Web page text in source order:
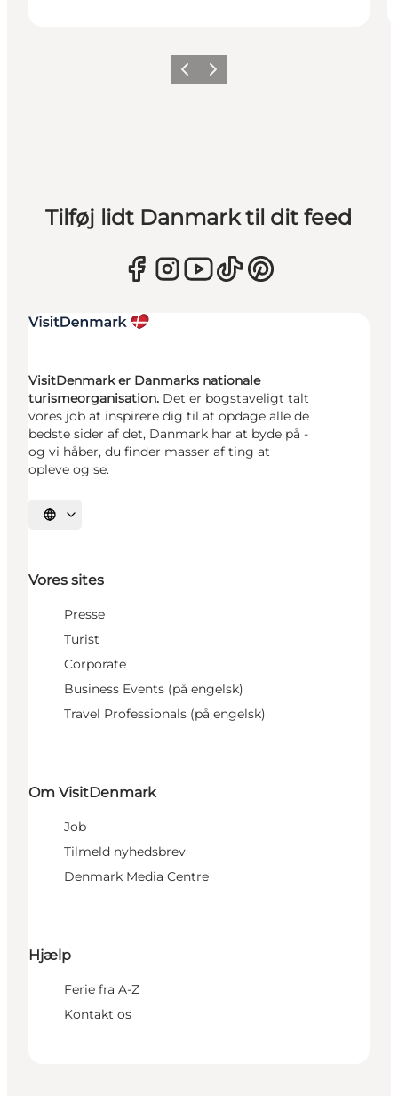
ForrigeNæste
Tilføj lidt Danmark til dit feed
VisitDenmark er Danmarks nationale
turismeorganisation. Det er bogstaveligt talt
vores job at inspirere dig til at opdage alle de
bedste sider af det, Danmark har at byde på -
og vi håber, du finder masser af ting at
opleve og se.
Vælg sprog
Vores sites
Presse
Turist
Corporate
Business Events (på engelsk)
Travel Professionals (på engelsk)
Om VisitDenmark
Job
Tilmeld nyhedsbrev
Denmark Media Centre
Hjælp
Ferie fra A-Z
Kontakt os